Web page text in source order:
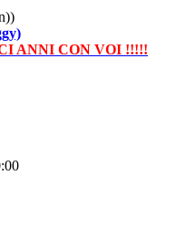
ANNI CON VOI !!!!!